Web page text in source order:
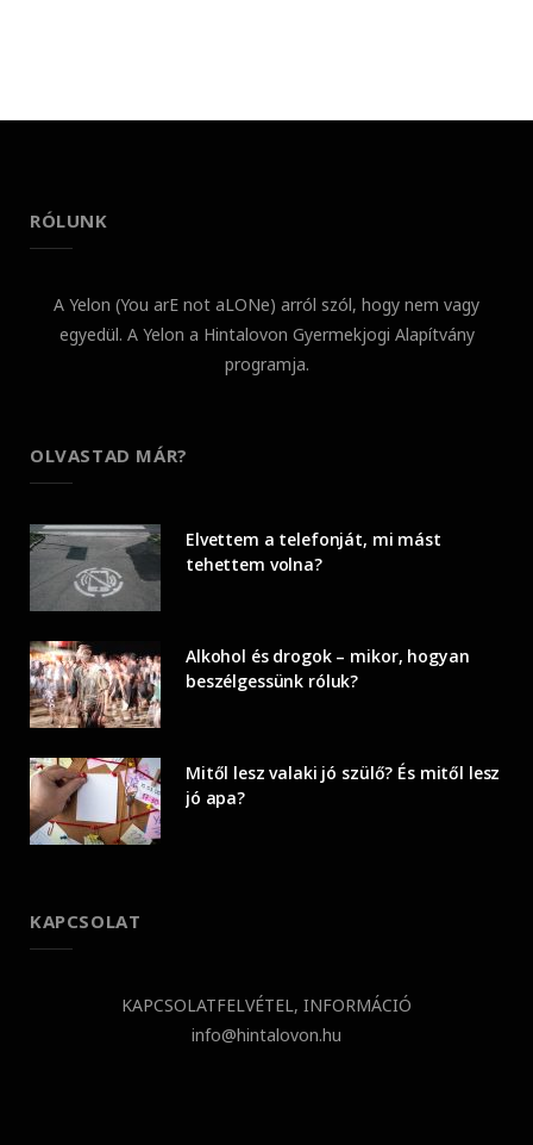
RÓLUNK
A Yelon (You arE not aLONe) arról szól, hogy nem vagy
egyedül. A Yelon a Hintalovon Gyermekjogi Alapítvány
programja.
OLVASTAD MÁR?
Elvettem a telefonját, mi mást
tehettem volna?
Alkohol és drogok – mikor, hogyan
beszélgessünk róluk?
Mitől lesz valaki jó szülő? És mitől lesz
jó apa?
KAPCSOLAT
KAPCSOLATFELVÉTEL, INFORMÁCIÓ
info@hintalovon.hu